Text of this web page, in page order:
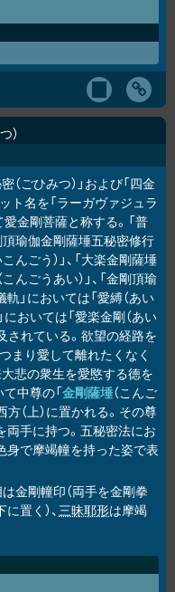
（ごひみつ）」および「四金
ト名を「ラーガヴァジュラ
愛金剛菩薩と称する。「普
頂瑜伽金剛薩埵五秘密修行
んごう）」、「大楽金剛薩埵
んごうあい）」、「金剛頂瑜
」においては「愛縛（あい
においては「愛楽金剛（あい
されている。欲望の経路を
つまり愛して離れたくなく
悲の衆生を愛愍する徳を
中尊の「金剛薩埵（こんご
（上）に置かれる。その尊
両手に持つ。五秘密法にお
身で摩竭幢を持った姿で表
は金剛幢印（両手を金剛拳
置く）、三昧耶形は摩竭